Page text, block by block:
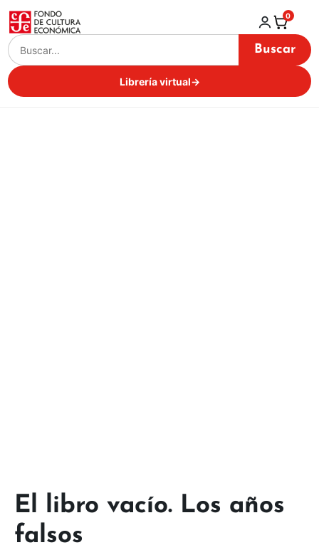
Buscar
Librería virtual→
0
El libro vacío. Los años
falsos